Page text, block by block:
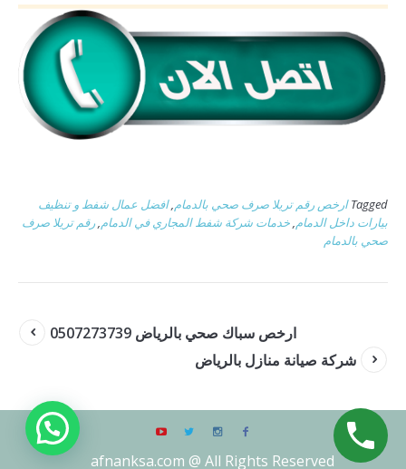
Tagged ارخص رقم تريلا صرف صحي بالدمام,افضل عمال شفط و تنظيف
بيارات داخل الدمام,خدمات شركة شفط المجاري في الدمام,رقم تريلا صرف
صحي بالدمام
ارخص سباك صحي بالرياض 0507273739
شركة صيانة منازل بالرياض
afnanksa.com @ All Rights Reserved